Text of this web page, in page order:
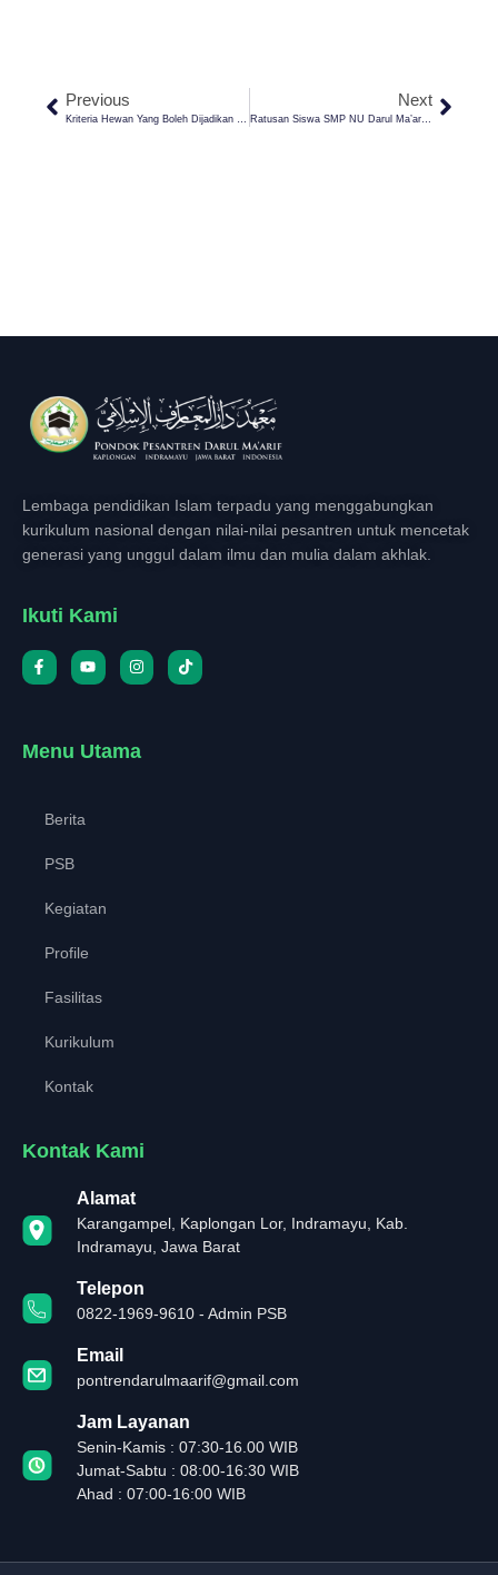
Previous Next
Ratusan Siswa SMP NU Darul Ma’arif Kaplongan Indramayu Jalani Purna Widya Ke VIII
Lembaga pendidikan Islam terpadu yang menggabungkan
kurikulum nasional dengan nilai-nilai pesantren untuk mencetak
generasi yang unggul dalam ilmu dan mulia dalam akhlak.
Ikuti Kami
Menu Utama
Berita
PSB
Kegiatan
Profile
Fasilitas
Kurikulum
Kontak
Kontak Kami
Alamat
Karangampel, Kaplongan Lor, Indramayu, Kab.
Indramayu, Jawa Barat
Telepon
0822-1969-9610 - Admin PSB
Email
pontrendarulmaarif@gmail.com
Jam Layanan
Senin-Kamis : 07:30-16.00 WIB
Jumat-Sabtu : 08:00-16:30 WIB
Ahad : 07:00-16:00 WIB